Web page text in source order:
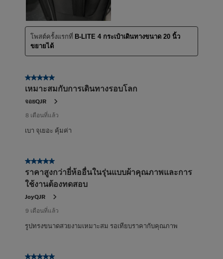
โพสต์ครั้งแรกที่ B-LITE 4 กระเป๋าเดินทางขนาด 20 นิ้ว
ขยายได้
5 จาก 5 ดาว
เหมาะสมกับการเดินทางรอบโลก
จอยQJR
8 เดือนที่แล้ว
เบา จุเยอะ คุ้มค่า
5 จาก 5 ดาว
ราคาสูงกว่ายี่ห้ออื่นในรุ่นแบบผ้าคุณภาพและการ
ใช้งานต้องทดสอบ
JoyQJR
9 เดือนที่แล้ว
รูปทรงขนาดสวยงามเหมาะสม รอเทียบราคากับคุณภาพ